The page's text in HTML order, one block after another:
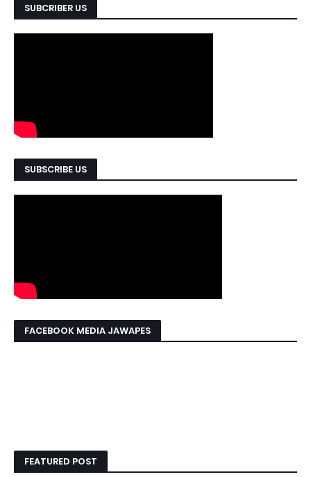
SUBCRIBER US
SUBSCRIBE US
FACEBOOK MEDIA JAWAPES
FEATURED POST